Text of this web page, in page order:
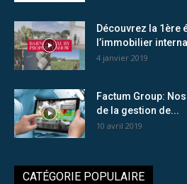
Découvrez la 1ère
l’immobilier
4 janvier 2019
Factum Group:
de la gestion de...
10 avril 2019
CATÉGORIE POPULAIRE